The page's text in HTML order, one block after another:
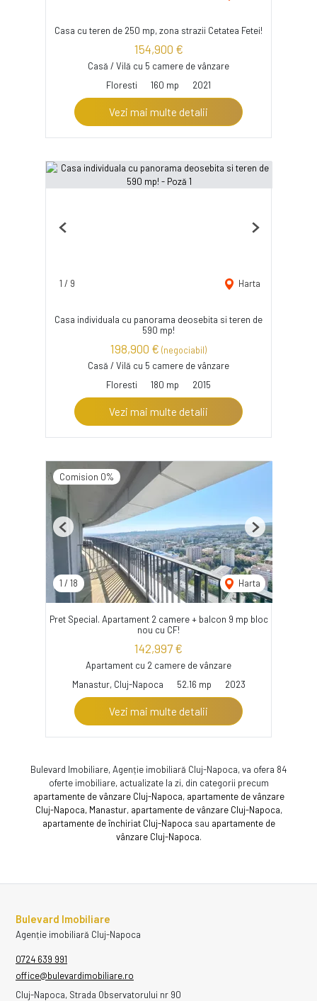
Casa cu teren de 250 mp, zona strazii Cetatea Fetei!
154,900 €
Casă / Vilă cu 5 camere de vânzare
Floresti
160 mp 2021
Vezi mai multe detalii
1 / 9 Harta
Previous Next
Casa individuala cu panorama deosebita si teren de
590 mp!
198,900 € (negociabil)
Casă / Vilă cu 5 camere de vânzare
Floresti
180 mp 2015
Vezi mai multe detalii
Comision 0%
1 / 18 Harta
Previous Next
Pret Special. Apartament 2 camere + balcon 9 mp bloc
nou cu CF!
142,997 €
Apartament cu 2 camere de vânzare
Manastur, Cluj-Napoca
52.16 mp 2023
Vezi mai multe detalii
Bulevard Imobiliare, Agenție imobiliară Cluj-Napoca, va ofera 84
oferte imobiliare, actualizate la zi, din categorii precum
apartamente de vânzare Cluj-Napoca, apartamente de vânzare
Cluj-Napoca, Manastur, apartamente de vânzare Cluj-Napoca,
apartamente de închiriat Cluj-Napoca sau apartamente de
vânzare Cluj-Napoca.
Bulevard Imobiliare
Agenție imobiliară Cluj-Napoca
0724 639 991
office@bulevardimobiliare.ro
Cluj-Napoca, Strada Observatorului nr 90